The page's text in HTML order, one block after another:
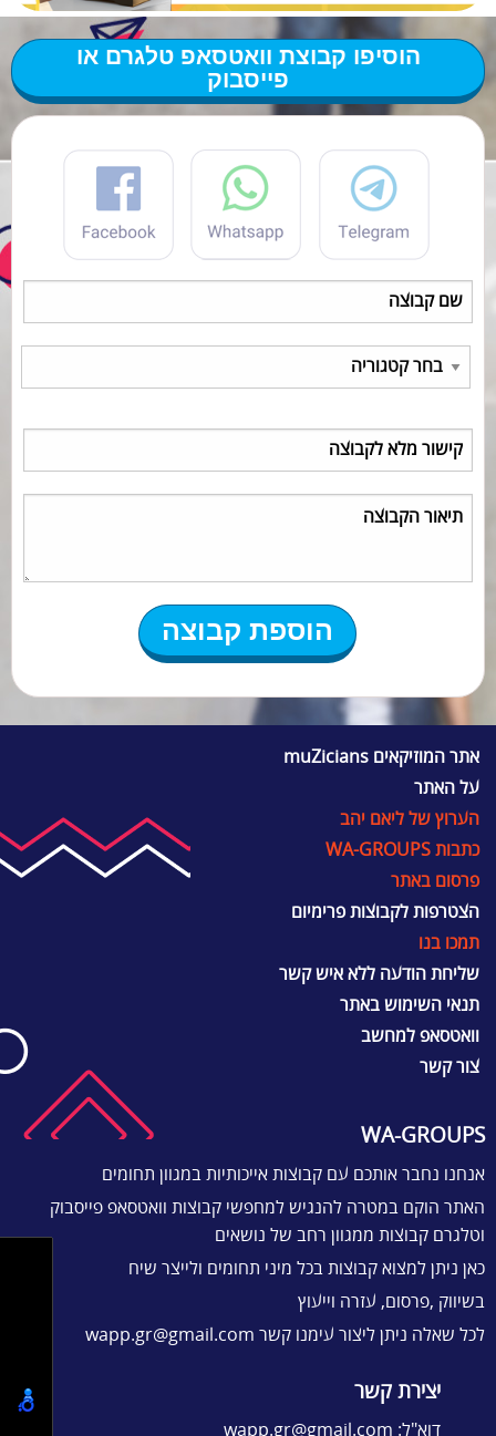
הוסיפו קבוצת וואטסאפ טלגרם או
פייסבוק
אתר המוזיקאים muZicians
על האתר
הערוץ של ליאם יהב
כתבות WA-GROUPS
פרסום באתר
הצטרפות לקבוצות פרימיום
תמכו בנו
שליחת הודעה ללא איש קשר
תנאי השימוש באתר
וואטסאפ למחשב
צור קשר
WA-GROUPS
אנחנו נחבר אותכם עם קבוצות אייכותיות במגוון תחומים
האתר הוקם במטרה להנגיש למחפשי קבוצות וואטסאפ פייסבוק
וטלגרם קבוצות ממגוון רחב של נושאים
כאן ניתן למצוא קבוצות בכל מיני תחומים ולייצר שיח
בשיווק ,פרסום, עזרה וייעוץ
לכל שאלה ניתן ליצור עימנו קשר wapp.gr@gmail.com
יצירת קשר
דוא"ל: wapp.gr@gmail.com